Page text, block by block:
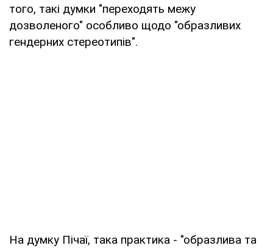
того, такі думки "переходять межу
дозволеного" особливо щодо "образливих
гендерних стереотипів".
На думку Пічаї, така практика - "образлива та